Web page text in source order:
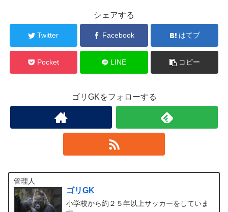
シェアする
Twitter Facebook はてブ
Pocket LINE コピー
ゴリGKをフォローする
管理人
ゴリGK
小学校から約２５年以上サッカーをしていま